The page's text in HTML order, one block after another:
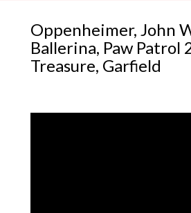
Oppenheimer, John
Ballerina, Paw Patrol
Treasure, Garfield